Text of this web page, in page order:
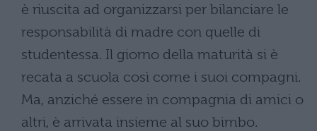
è riuscita ad organizzarsi per bilanciare le
responsabilità di madre con quelle di
studentessa. Il giorno della maturità si è
recata a scuola così come i suoi compagni.
Ma, anziché essere in compagnia di amici o
altri, è arrivata insieme al suo bimbo.